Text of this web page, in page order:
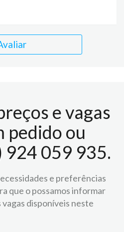
e vagas
pedido ou
924 059 935.
e preferências
que o possamos informar
disponíveis neste